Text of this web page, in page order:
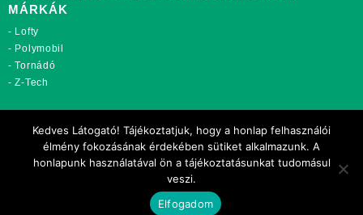
MÁRKÁK
- Lofty
- Polymobil
-Tornádó
-Z-Tech
rekordmobil.hu
rekordmotor.hu
motorkerekparalkatreszek.hu
Copyright 2021 Rekord-Mobil Kft.
Kedves Látogató! Tájékoztatjuk, hogy a honlap felhasználói
élmény fokozásának érdekében sütiket alkalmazunk. A
honlapunk használatával ön a tájékoztatásunkat tudomásul
veszi.
Elfogadom